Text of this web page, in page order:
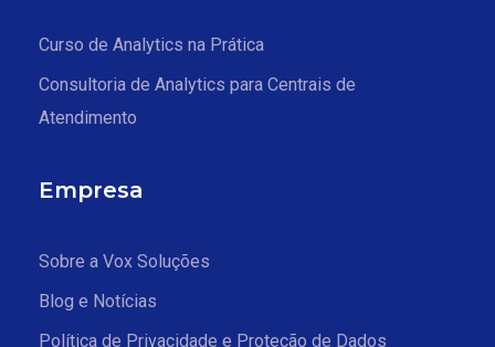
Curso de Analytics na Prática
Consultoria de Analytics para Centrais de
Atendimento
Empresa
Sobre a Vox Soluções
Blog e Notícias
Política de Privacidade e Proteção de Dados